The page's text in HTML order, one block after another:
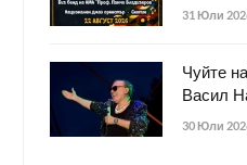
31 Юли
Чуйте
Васил
30 Юли